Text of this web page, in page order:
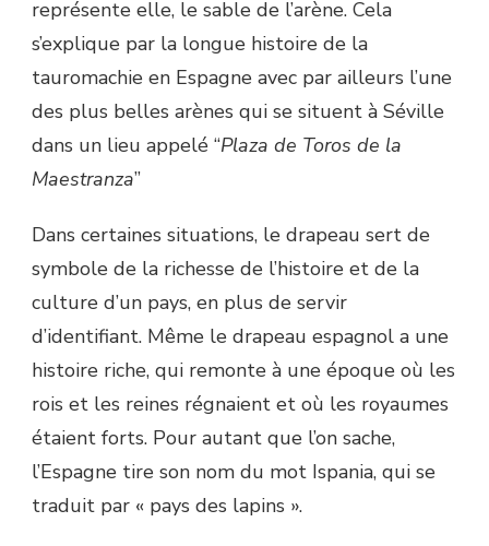
représente elle, le sable de l’arène. Cela
s’explique par la longue histoire de la
tauromachie en Espagne avec par ailleurs l’une
des plus belles arènes qui se situent à Séville
dans un lieu appelé “Plaza de Toros de la
Maestranza”
Dans certaines situations, le drapeau sert de
symbole de la richesse de l’histoire et de la
culture d’un pays, en plus de servir
d’identifiant. Même le drapeau espagnol a une
histoire riche, qui remonte à une époque où les
rois et les reines régnaient et où les royaumes
étaient forts. Pour autant que l’on sache,
l’Espagne tire son nom du mot Ispania, qui se
traduit par « pays des lapins ».